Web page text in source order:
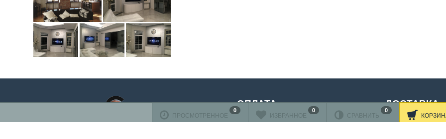
СРАВНИТЬ
0
ИЗБРАННОЕ
0
ПРОСМОТРЕННОЕ
0
ОПЛАТА
Оплата банковскими картами
ДОСТАВКА